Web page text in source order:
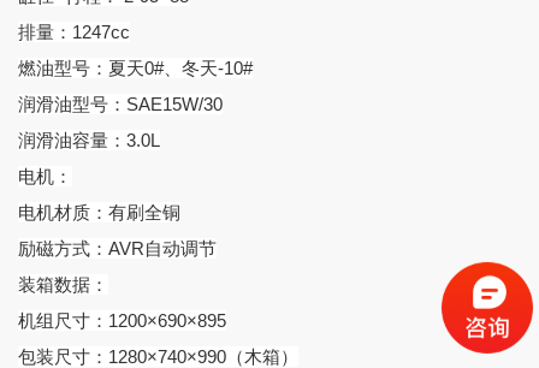
排量：1247cc
燃油型号：夏天0#、冬天-10#
润滑油型号：SAE15W/30
润滑油容量：3.0L
电机：
电机材质：有刷全铜
励磁方式：AVR自动调节
装箱数据：
机组尺寸：1200×690×895
包装尺寸：1280×740×990（木箱）